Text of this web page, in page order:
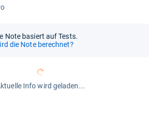
Note basiert auf Tests.
die Note berechnet?
Info wird geladen...